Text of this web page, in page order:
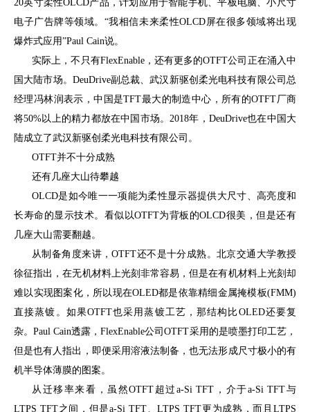
20英寸柔性OLCD产品，计划应用于智能手机、平板电脑、小尺寸
电子广告牌等领域。“我相信未来柔性OLCD屏在很多领域将出现
爆炸式应用”Paul Cain说。
实际上，不只有FlexEnable，还有更多的OTFT公司正在涌入中
国大陆市场。DeuDrive副总裁、武汉新驱创柔光电科技有限公司总
经理冯林润表示，中国是TFT最大的制造中心，所有的OTFT厂商
将50%以上的精力都放在中国市场。2018年，DeuDrive也在中国大
陆成立了武汉新驱创柔光电科技有限公司。
OTFT并不十分成熟
还有几座大山待攀越
OLCD是如今唯一一项能为柔性显示器提供大尺寸、高亮度和
长寿命的显示技术。看似以OTFT为背板的OLCD很美，但是还有
几座大山需要翻越。
从制备角度来讲，OTFT还不是十分成熟。北京交通大学教授
徐征指出，在无机材料上光刻非常容易，但是在有机材料上光刻却
难以实现图案化，所以现在OLED都是依靠精细金属掩模板(FMM)
直接蒸镀。如果OTFT也采用蒸镀工艺，那结构比OLED还要复
杂。Paul Cain透露，FlexEnable公司OTFT采用的是喷墨打印工艺，
但是也有人指出，即便采用溶液法制备，也无法形成尺寸极小的有
机半导体薄膜的图案。
从迁移率来看，虽然OTFT超过a-Si TFT，介于a-Si TFT与
LTPS TFT之间，但是a-Si TFT、LTPS TFT更为成熟，而且LTPS